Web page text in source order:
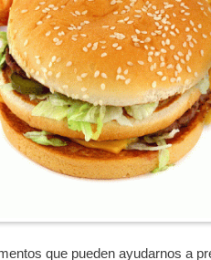
que pueden ayudarnos a